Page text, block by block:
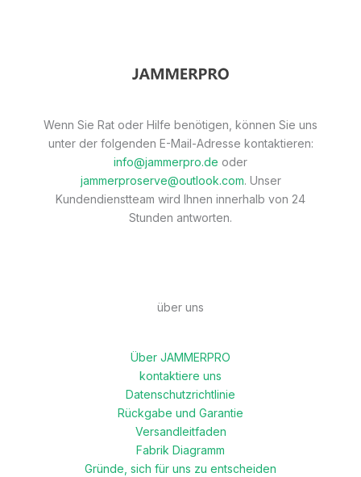
Wenn Sie Rat oder Hilfe benötigen, können Sie uns
unter der folgenden E-Mail-Adresse kontaktieren:
info@jammerpro.de oder
jammerproserve@outlook.com. Unser
Kundendienstteam wird Ihnen innerhalb von 24
Stunden antworten.
über uns
Über JAMMERPRO
kontaktiere uns
Datenschutzrichtlinie
Rückgabe und Garantie
Versandleitfaden
Fabrik Diagramm
Gründe, sich für uns zu entscheiden